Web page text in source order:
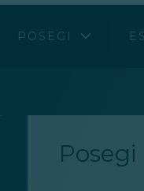
POSEGI